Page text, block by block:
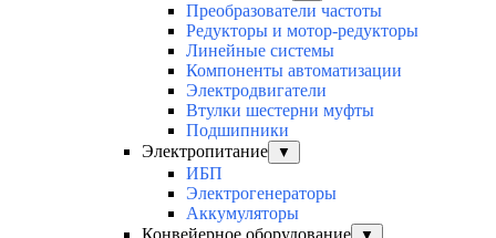
Преобразователи частоты
Редукторы и мотор-редукторы
Линейные системы
Компоненты автоматизации
Электродвигатели
Втулки шестерни муфты
Подшипники
Электропитание
▼
ИБП
Электрогенераторы
Аккумуляторы